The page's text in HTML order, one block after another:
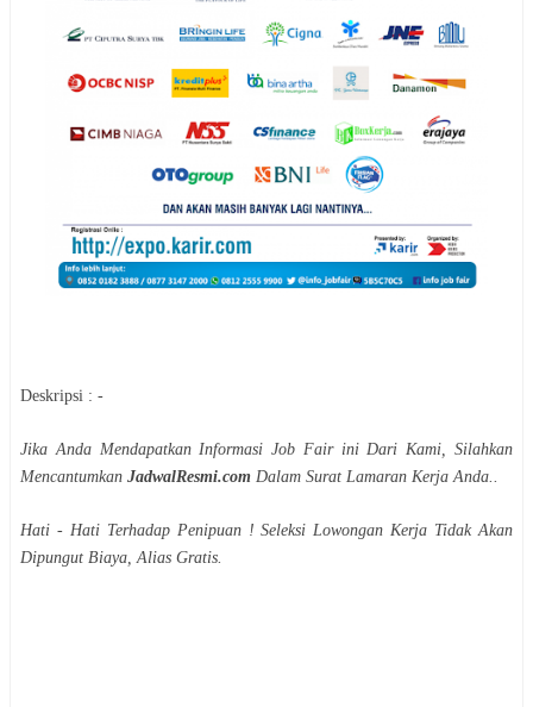
Deskripsi : -
Jika Anda Mendapatkan Informasi Job Fair ini Dari Kami, Silahkan
Mencantumkan JadwalResmi.com Dalam Surat Lamaran Kerja Anda..
Hati - Hati Terhadap Penipuan ! Seleksi Lowongan Kerja Tidak Akan
Dipungut Biaya, Alias Gratis.